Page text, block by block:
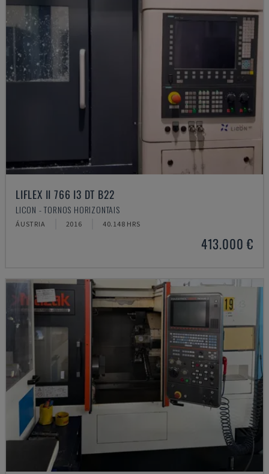
LIFLEX II 766 I3 DT B22
LICON - TORNOS HORIZONTAIS
ÁUSTRIA 2016 40.148 HRS
413.000 €